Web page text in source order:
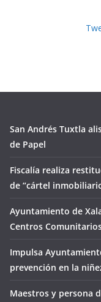
San Andrés Tuxtla
de Papel
Fiscalía realiza
de “cártel
Ayuntamiento de
Centros
Impulsa
prevención en la
Maestros y persona